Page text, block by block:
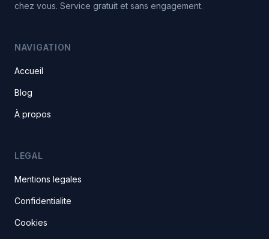
chez vous. Service gratuit et sans engagement.
NAVIGATION
Accueil
Blog
À propos
LEGAL
Mentions legales
Confidentialite
Cookies